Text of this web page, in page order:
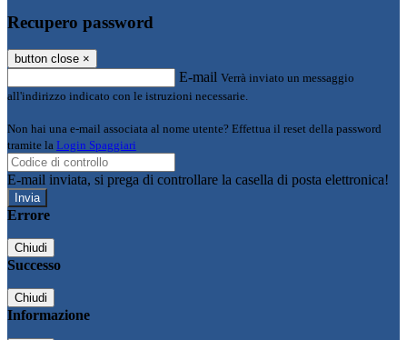
Recupero password
button close ×
E-mail Verrà inviato un messaggio
all'indirizzo indicato con le istruzioni necessarie.
Non hai una e-mail associata al nome utente? Effettua il reset della password
tramite la Login Spaggiari
E-mail inviata, si prega di controllare la casella di posta elettronica!
Errore
Chiudi
Successo
Chiudi
Informazione